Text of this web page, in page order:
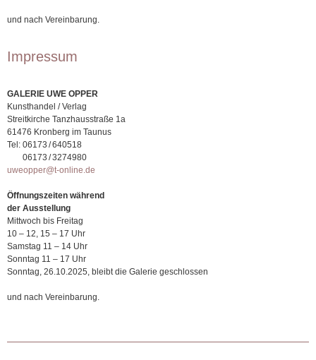
und nach Vereinbarung.
Impressum
GALERIE UWE OPPER
Kunsthandel / Verlag
Streitkirche Tanzhausstraße 1a
61476 Kronberg im Taunus
Tel: 06173 / 640518
06173 / 3274980
uweopper@t-online.de
Öffnungszeiten während
der Ausstellung
Mittwoch bis Freitag
10 – 12, 15 – 17 Uhr
Samstag 11 – 14 Uhr
Sonntag 11 – 17 Uhr
Sonntag, 26.10.2025, bleibt die Galerie geschlossen
und nach Vereinbarung.